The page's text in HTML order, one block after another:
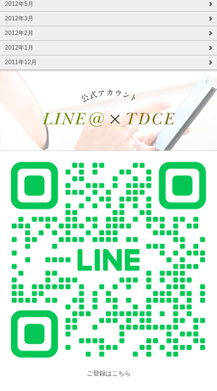
2012年5月
2012年3月
2012年2月
2012年1月
2011年12月
ご登録はこちら